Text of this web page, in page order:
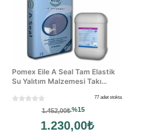
Pomex Eile A Seal Tam Elastik
Su Yalıtım Malzemesi Takı...
77 adet stokta
1.452,00₺%15
1.230,00₺